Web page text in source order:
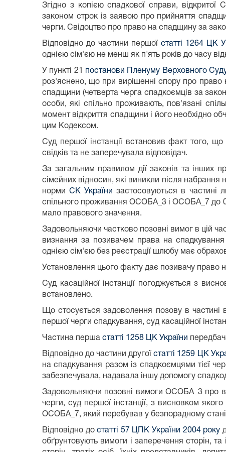
Згідно з копією спадкової справи,
законом строк із заявою про прийняття
черги. Свідоцтво про право на спадщину за
Відповідно до частини першоїстатті 1264 ЦК
однією сім'єю не менш як п'ять років до часу
У пункті 21 постанови Пленуму Верховного
роз'яснено, що при вирішенні спору про право
спадщини (четверта черга спадкоємців за
особи, які спільно проживають, пов'язані
момент відкриття спадщини і його необхідно
цим Кодексом.
Суд першої інстанції встановив факт
свідків та не заперечувала відповідач.
За загальним правилом дії законів та інших
сімейних відносин, які виникли після набрання
нормиСК України застосовуються в частині
спільного проживання ОСОБА_3 і ОСОБА_7 до
мало правового значення.
Задовольняючи частково позовні вимог в цій
визнання за позивачем права на
однією сім'єю без реєстрації шлюбу має
Установлення цього факту дає позивачу право
Суд касаційної інстанції погоджується з
встановлено.
Що стосується задоволення позову в
першої черги спадкування, суд касаційної
Частина перша статті 1258 ЦК України
Відповідно до частини другоїстатті 1259 ЦК
на спадкування разом із спадкоємцями тієї
забезпечувала, надавала іншу допомогу
Задовольняючи позовні вимоги ОСОБА_3 про
черги, суд першої інстанції, з висновком
ОСОБА_7, який перебував у безпорадному стані
Відповідно достатті 57 ЦПК України 2004 року
обґрунтовують вимоги і заперечення сторін,